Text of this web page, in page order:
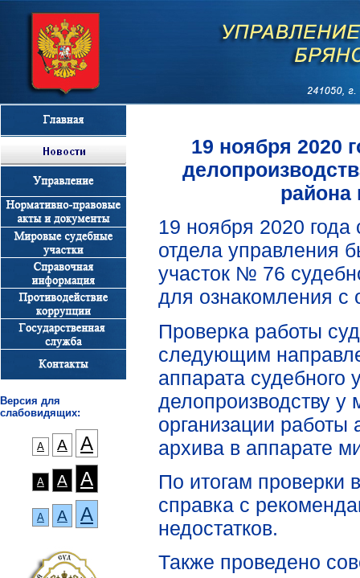
Версия для
слабовидящих:
А А А
А А А
А А А
19 ноября 2020
района
19 ноября 2020 года
отдела управления
участок № 76
для ознакомления с
Проверка работы
следующим
аппарата судебного
делопроизводству у
организации
архива в аппарате
По итогам проверки
справка с
недостатков.
Также проведено